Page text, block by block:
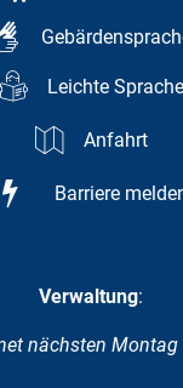
Leichte Sprache
Anfahrt
Barriere
Verwaltung:
Öffnungs- oder
nächsten Montag